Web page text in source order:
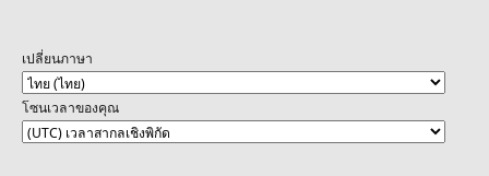
เปลี่ยนภาษา
โซนเวลาของคุณ